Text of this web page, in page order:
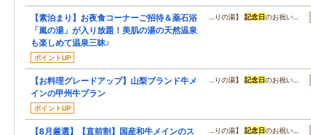
【素泊まり】お夜食コーナーご招待＆薬石浴
「嵐の湯」が入り放題！美肌の湯の天然温泉
も楽しめて温泉三昧♪
ポイントUP
…りの湯】記念日のお祝い…
【お料理グレードアップ】山梨ブランド牛メ
インの甲州牛プラン
ポイントUP
…りの湯】記念日のお祝い…
【8月厳選】【直前割】国産和牛メインのス
…りの湯】記念日のお祝い…